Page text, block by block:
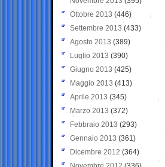
Ottobre 2013 (446)
Settembre 2013 (433)
Agosto 2013 (389)
Luglio 2013 (390)
Giugno 2013 (425)
Maggio 2013 (413)
Aprile 2013 (345)
Marzo 2013 (372)
Febbraio 2013 (293)
Gennaio 2013 (361)
Dicembre 2012 (364)